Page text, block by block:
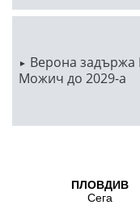
Верона задържа
Можич до 2029-а